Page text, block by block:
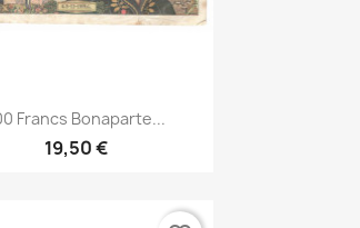
Aperçu rapide
Francs Bonaparte...
19,50 €